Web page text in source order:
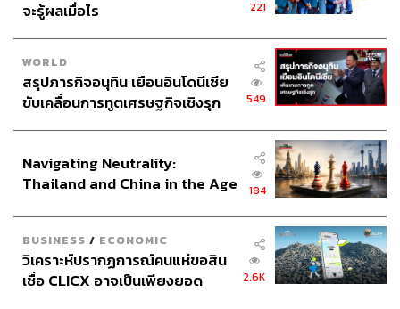
จะรู้ผลเมื่อไร
221
WORLD
สรุปภารกิจอนุทิน เยือนอินโดนีเซีย
ขับเคลื่อนการทูตเศรษฐกิจเชิงรุก
549
Navigating Neutrality:
Thailand and China in the Age
184
BUSINESS / ECONOMIC
วิเคราะห์ปรากฏการณ์คนแห่ขอสิน
เชื่อ CLICX อาจเป็นเพียงยอด
2.6K